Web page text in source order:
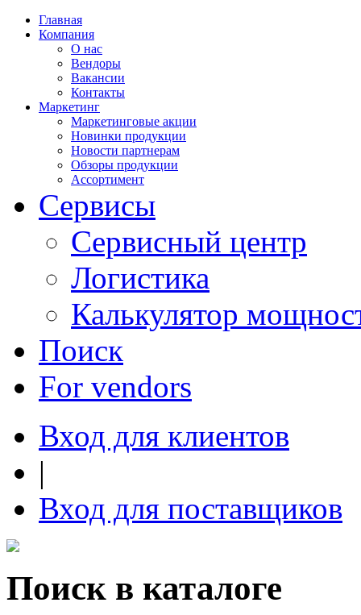
Главная
Компания
О нас
Вендоры
Вакансии
Контакты
Маркетинг
Маркетинговые акции
Новинки продукции
Новости партнерам
Обзоры продукции
Ассортимент
Сервисы
Сервисный центр
Логистика
Калькулятор
Поиск
For vendors
Вход для клиентов
|
Вход для поставщиков
Поиск в каталоге